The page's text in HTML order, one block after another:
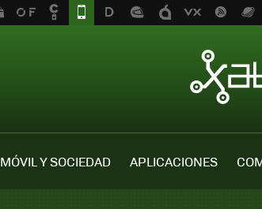
MÓVIL Y SOCIEDAD APLICACIONES